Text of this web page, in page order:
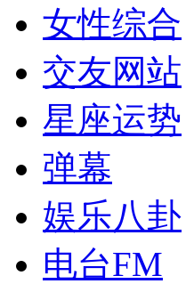
女性综合
交友网站
星座运势
弹幕
娱乐八卦
电台FM